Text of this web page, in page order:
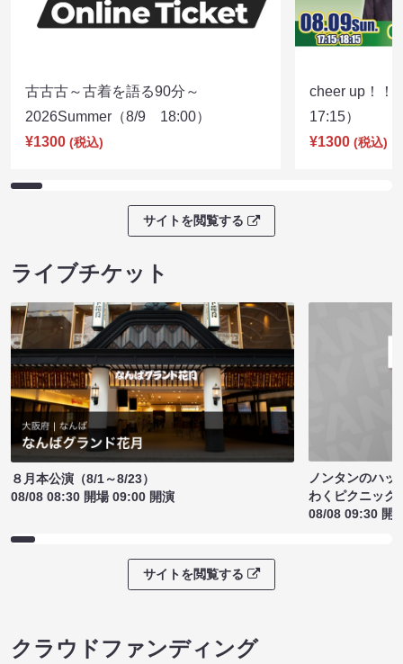
古古古～古着を語る90分～
2026Summer（8/9 18:00）
¥1300 (税込)
cheer up！
17:15）
¥1300 (税込)
サイトを閲覧する
ライブチケット
８月本公演（8/1～8/23）
08/08 08:30 開場 09:00 開演
ノンタンのハッ
わくピクニック
08/08 09:30 開
サイトを閲覧する
クラウドファンディング